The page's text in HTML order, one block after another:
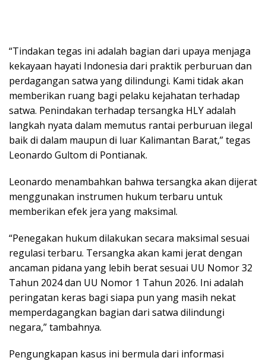
“Tindakan tegas ini adalah bagian dari upaya menjaga
kekayaan hayati Indonesia dari praktik perburuan dan
perdagangan satwa yang dilindungi. Kami tidak akan
memberikan ruang bagi pelaku kejahatan terhadap
satwa. Penindakan terhadap tersangka HLY adalah
langkah nyata dalam memutus rantai perburuan ilegal
baik di dalam maupun di luar Kalimantan Barat,” tegas
Leonardo Gultom di Pontianak.
Leonardo menambahkan bahwa tersangka akan dijerat
menggunakan instrumen hukum terbaru untuk
memberikan efek jera yang maksimal.
“Penegakan hukum dilakukan secara maksimal sesuai
regulasi terbaru. Tersangka akan kami jerat dengan
ancaman pidana yang lebih berat sesuai UU Nomor 32
Tahun 2024 dan UU Nomor 1 Tahun 2026. Ini adalah
peringatan keras bagi siapa pun yang masih nekat
memperdagangkan bagian dari satwa dilindungi
negara,” tambahnya.
Pengungkapan kasus ini bermula dari informasi